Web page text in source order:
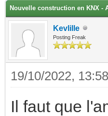
Nouvelle construction en KNX -
Kevlille
Posting Freak
19/10/2022,
Il faut que